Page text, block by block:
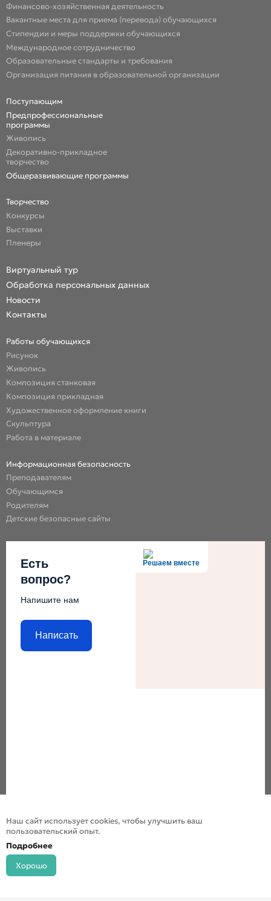
Финансово-хозяйственная деятельность
Вакантные места для приема (перевода) обучающихся
Стипендии и меры поддержки обучающихся
Международное сотрудничество
Образовательные стандарты и требования
Организация питания в образовательной организации
Поступающим
Предпрофессиональные
программы
Живопись
Декоративно-прикладное
творчество
Общеразвивающие программы
Творчество
Конкурсы
Выставки
Пленеры
Виртуальный тур
Обработка персональных данных
Новости
Контакты
Работы обучающихся
Рисунок
Живопись
Композиция станковая
Композиция прикладная
Художественное оформление книги
Скульптура
Работа в материале
Информационная безопасность
Преподавателям
Обучающимся
Родителям
Детские безопасные сайты
Решаем вместе
Есть
вопрос?
Напишите нам
Написать
Наш сайт использует cookies, чтобы улучшить ваш
пользовательский опыт.
Подробнее
Хорошо